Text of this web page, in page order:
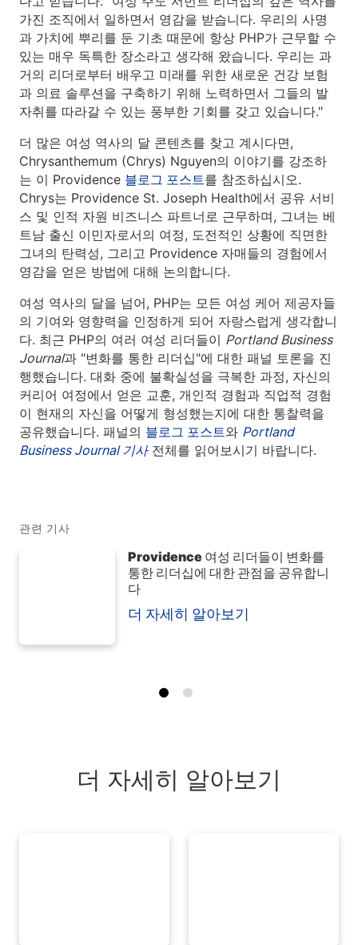
가진 조직에서 일하면서 영감을 받습니다. 우리의 사명
과 가치에 뿌리를 둔 기초 때문에 항상 PHP가 근무할 수
있는 매우 독특한 장소라고 생각해 왔습니다. 우리는 과
거의 리더로부터 배우고 미래를 위한 새로운 건강 보험
과 의료 솔루션을 구축하기 위해 노력하면서 그들의 발
자취를 따라갈 수 있는 풍부한 기회를 갖고 있습니다."
더 많은 여성 역사의 달 콘텐츠를 찾고 계시다면,
Chrysanthemum (Chrys) Nguyen의 이야기를 강조하
는 이 Providence 블로그 포스트를 참조하십시오.
Chrys는 Providence St. Joseph Health에서 공유 서비
스 및 인적 자원 비즈니스 파트너로 근무하며, 그녀는 베
트남 출신 이민자로서의 여정, 도전적인 상황에 직면한
그녀의 탄력성, 그리고 Providence 자매들의 경험에서
영감을 얻은 방법에 대해 논의합니다.
여성 역사의 달을 넘어, PHP는 모든 여성 케어 제공자들
의 기여와 영향력을 인정하게 되어 자랑스럽게 생각합니
다. 최근 PHP의 여러 여성 리더들이 Portland Business
Journal과 "변화를 통한 리더십"에 대한 패널 토론을 진
행했습니다. 대화 중에 불확실성을 극복한 과정, 자신의
커리어 여정에서 얻은 교훈, 개인적 경험과 직업적 경험
이 현재의 자신을 어떻게 형성했는지에 대한 통찰력을
공유했습니다. 패널의 블로그 포스트와 Portland
Business Journal 기사전체를 읽어보시기 바랍니다.
관련 기사
Providence 여성 리더들이 변화를
통한 리더십에 대한 관점을 공유합니
다
더 자세히 알아보기
더 자세히 알아보기